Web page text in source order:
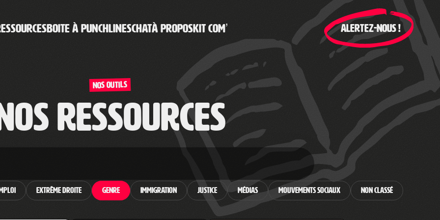
BOITE À PUNCHLINESCHATÀ PROPOSKIT COM’ ALERTEZ-NOUS !
Nos outils
ressources
Extrême droite Genre Immigration Justice Médias Mouvements sociaux Non classé